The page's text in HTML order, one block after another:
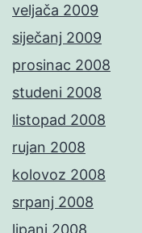
veljača 2009
siječanj 2009
prosinac 2008
studeni 2008
listopad 2008
rujan 2008
kolovoz 2008
srpanj 2008